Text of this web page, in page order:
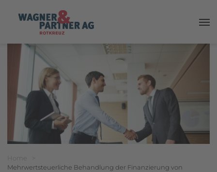
Breadcrumbnavigation
Sie befinden sich hier:
Home
Mehrwertsteuerliche Behandlung der Finanzierung von